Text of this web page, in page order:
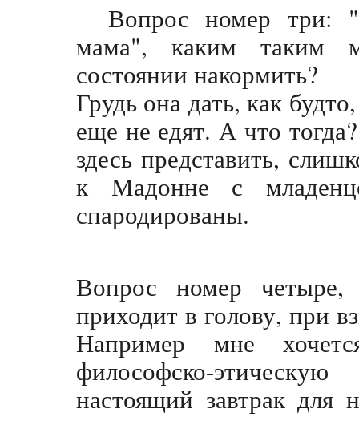
Вопрос номер три:
мама", каким таким
состоянии накормить?
Грудь она дать, как
еще не едят. А что
здесь представить,
к Мадонне с
спародированы.
Вопрос номер четыре,
приходит в голову, при
Например мне
философско-
настоящий завтрак для